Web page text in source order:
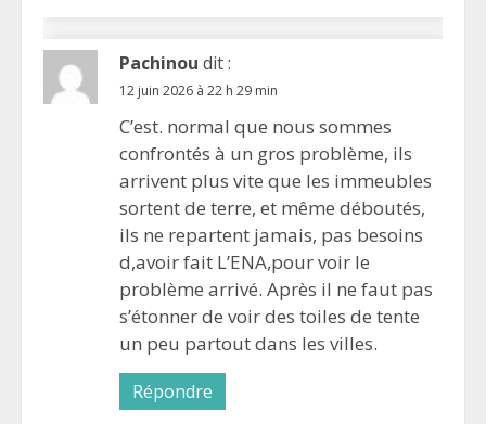
Pachinou dit :
12 juin 2026 à 22 h 29 min
C’est. normal que nous sommes
confrontés à un gros problème, ils
arrivent plus vite que les immeubles
sortent de terre, et même déboutés,
ils ne repartent jamais, pas besoins
d,avoir fait L’ENA,pour voir le
problème arrivé. Après il ne faut pas
s’étonner de voir des toiles de tente
un peu partout dans les villes.
Répondre